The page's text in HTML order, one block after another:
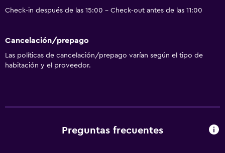
Cafetera
Accesibilidad y adecuación
Check-in después de las 15:00 - Check-out antes de las 11:00
Cancelación/prepago
Las políticas de cancelación/prepago varían según el tipo de
habitación y el proveedor.
Preguntas frecuentes